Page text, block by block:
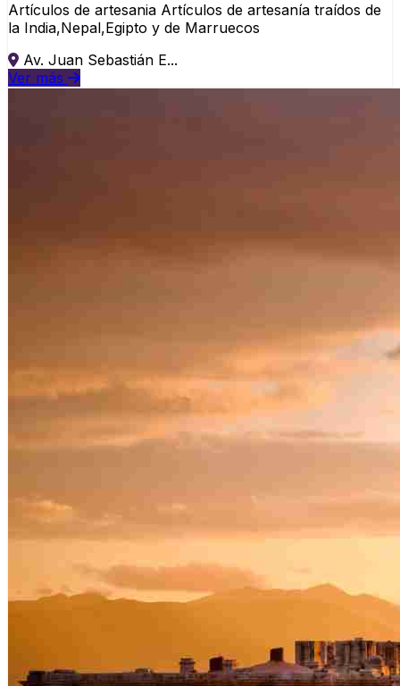
Artículos de artesania Artículos de artesanía traídos de
la India,Nepal,Egipto y de Marruecos
Av. Juan Sebastián E...
Ver más